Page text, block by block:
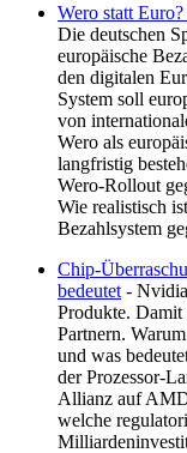
Wero statt
Die deutschen
europäische
den digitalen
System soll
von
Wero als
langfristig
Wero-Rollout
Wie realistisch
Bezahlsystem
Chip-
bedeutet -
Produkte. Damit
Partnern.
und was
der Prozessor-
Allianz auf
welche